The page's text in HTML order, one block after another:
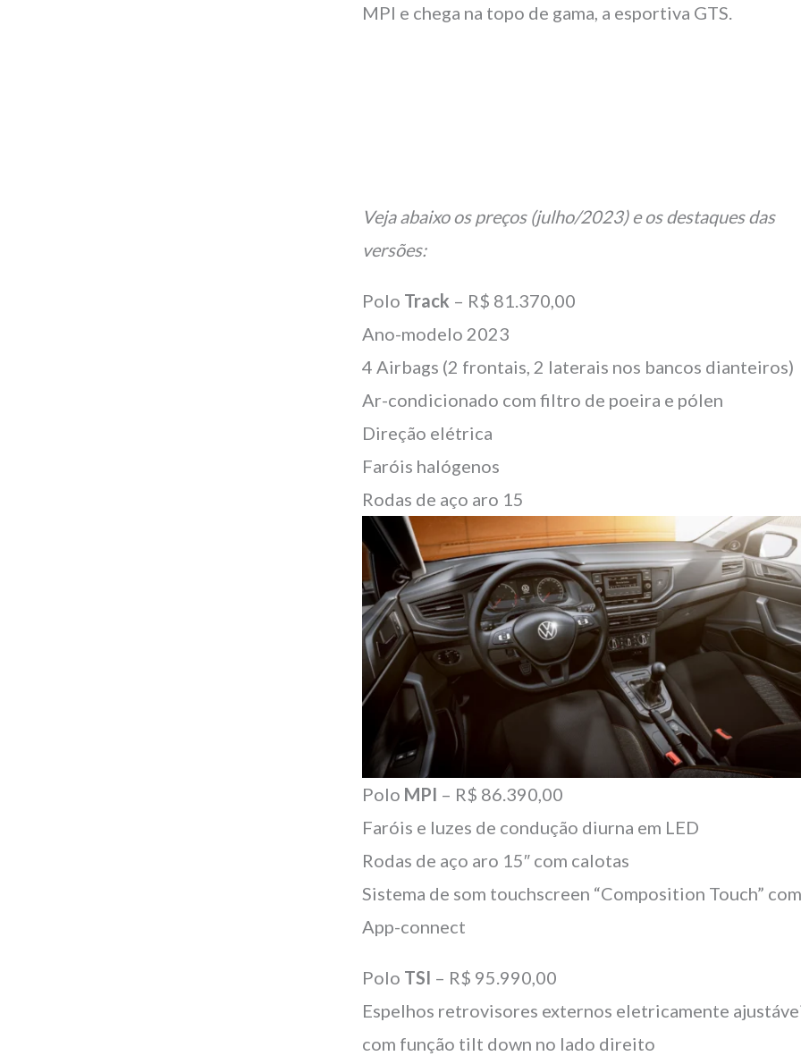
MPI e chega na topo de gama, a esportiva GTS.
Veja abaixo os preços (julho/2023) e os destaques das
versões:
Polo Track – R$ 81.370,00
Ano-modelo 2023
4 Airbags (2 frontais, 2 laterais nos bancos dianteiros)
Ar-condicionado com filtro de poeira e pólen
Direção elétrica
Faróis halógenos
Rodas de aço aro 15
Polo MPI – R$ 86.390,00
Faróis e luzes de condução diurna em LED
Rodas de aço aro 15″ com calotas
Sistema de som touchscreen “Composition Touch”
App-connect
Polo TSI – R$ 95.990,00
Espelhos retrovisores externos eletricamente
com função tilt down no lado direito